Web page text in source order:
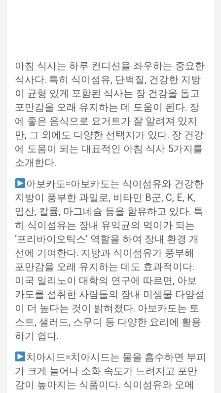
아침 식사는 하루 컨디션을 좌우하는 중요한
식사다. 특히 식이섬유, 단백질, 건강한 지방
이 균형 있게 포함된 식사는 장 건강을 돕고
포만감을 오래 유지하는 데 도움이 된다. 장
에 좋은 음식으로 요거트가 잘 알려져 있지
만, 그 외에도 다양한 선택지가 있다. 장 건강
에 도움이 되는 대표적인 아침 식사 5가지를
소개한다.
아보카도=아보카도는 식이섬유와 건강한
지방이 풍부한 과일로, 비타민 B군, C, E, K,
엽산, 칼륨, 마그네슘 등을 함유하고 있다. 특
히 식이섬유는 장내 유익균의 먹이가 되는
‘프리바이오틱스’ 역할을 하여 장내 환경 개
선에 기여한다. 지방과 식이섬유가 풍부해
포만감을 오래 유지하는 데도 효과적이다.
미국 일리노이 대학의 연구에 따르면, 아보
카도를 섭취한 사람들의 장내 미생물 다양성
이 더 높다는 것이 밝혀졌다. 아보카도는 토
스트, 샐러드, 스무디 등 다양한 요리에 활용
하기 쉽다.
치아시드=치아시드는 물을 흡수하면 부피
가 크게 늘어나 소화 속도가 느려지고 포만
감이 높아지는 식품이다. 식이섬유와 오메